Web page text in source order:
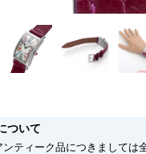
ついて
ティーク品につきましては